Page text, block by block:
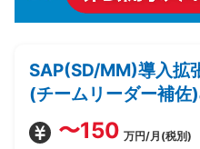
SAP(SD/MM)導入拡
(チームリーダー補佐)
〜150 万円/月(税別)